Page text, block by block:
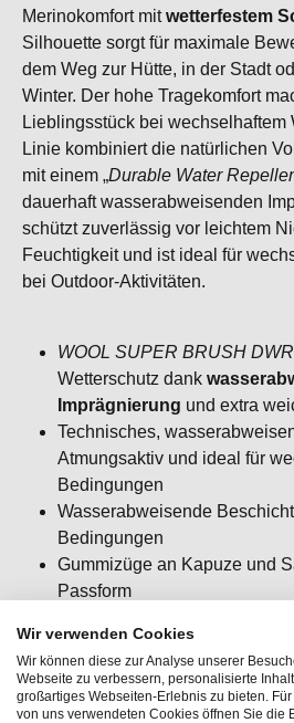
Merinokomfort mitwetterfestem
Silhouette sorgt für maximale
dem Weg zur Hütte, in der Stadt
Winter. Der hohe Tragekomfort
Lieblingsstück bei wechselhaftem
Linie kombiniert die natürlichen
mit einem „Durable Water
dauerhaft wasserabweisenden
schützt zuverlässig vor leichtem
Feuchtigkeit und ist ideal für
bei Outdoor-Aktivitäten.
WOOL SUPER BRUSH DWR
Wetterschutz dank
Imprägnierung und extra
Technisches,
Atmungsaktiv und ideal für
Bedingungen
Wasserabweisende
Bedingungen
Gummizüge an Kapuze und
Passform
Passform: Oversized Fit
Wir verwenden Cookies
Wir können diese zur Analyse unserer
Webseite zu verbessern, personalisierte
großartiges Webseiten-Erlebnis zu bieten.
von uns verwendeten Cookies öffnen Sie die